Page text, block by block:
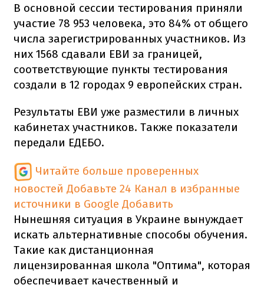
В основной сессии тестирования приняли
участие 78 953 человека, это 84% от общего
числа зарегистрированных участников. Из
них 1568 сдавали ЕВИ за границей,
соответствующие пункты тестирования
создали в 12 городах 9 европейских стран.
Результаты ЕВИ уже разместили в личных
кабинетах участников. Также показатели
передали ЕДЕБО.
Читайте больше проверенных
новостей Добавьте 24 Канал в избранные
источники в Google Добавить
Нынешняя ситуация в Украине вынуждает
искать альтернативные способы обучения.
Такие как дистанционная
лицензированная школа "Оптима", которая
обеспечивает качественный и